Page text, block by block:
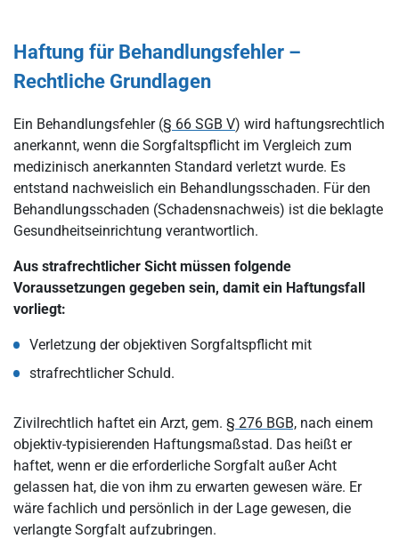
Haftung für Behandlungsfehler –
Rechtliche Grundlagen
Ein Behandlungsfehler (§ 66 SGB V) wird haftungsrechtlich
anerkannt, wenn die Sorgfaltspflicht im Vergleich zum
medizinisch anerkannten Standard verletzt wurde. Es
entstand nachweislich ein Behandlungsschaden. Für den
Behandlungsschaden (Schadensnachweis) ist die beklagte
Gesundheitseinrichtung verantwortlich.
Aus strafrechtlicher Sicht müssen folgende
Voraussetzungen gegeben sein, damit ein Haftungsfall
vorliegt:
Verletzung der objektiven Sorgfaltspflicht mit
strafrechtlicher Schuld.
Zivilrechtlich haftet ein Arzt, gem. § 276 BGB, nach einem
objektiv-typisierenden Haftungsmaßstad. Das heißt er
haftet, wenn er die erforderliche Sorgfalt außer Acht
gelassen hat, die von ihm zu erwarten gewesen wäre. Er
wäre fachlich und persönlich in der Lage gewesen, die
verlangte Sorgfalt aufzubringen.